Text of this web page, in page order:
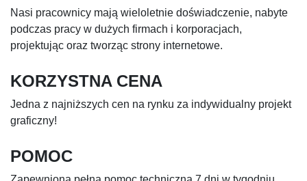
Nasi pracownicy mają wieloletnie doświadczenie, nabyte
podczas pracy w dużych firmach i korporacjach,
projektując oraz tworząc strony internetowe.
KORZYSTNA CENA
Jedna z najniższych cen na rynku za indywidualny projekt
graficzny!
POMOC